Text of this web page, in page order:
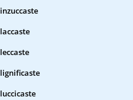
inzuccaste
laccaste
leccaste
lignificaste
luccicaste